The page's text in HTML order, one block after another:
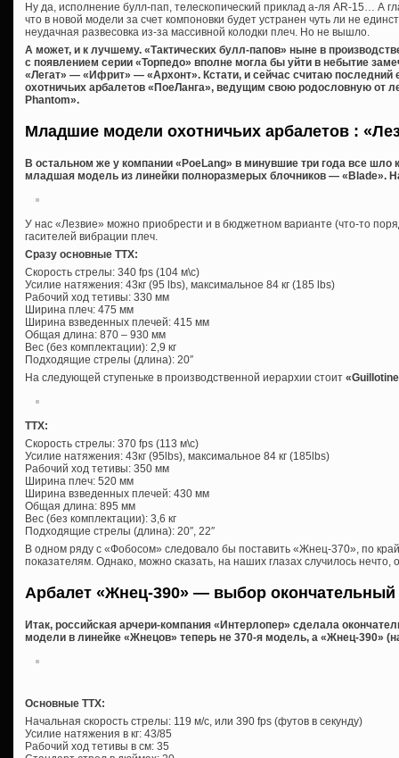
Ну да, исполнение булл-пап, телескопический приклад а-ля AR-15… А
что в новой модели за счет компоновки будет устранен чуть ли не
неудачная развесовка из-за массивной колодки плеч. Но не вышло.
А может, и к лучшему. «Тактических булл-папов» ныне в
с появлением серии «Торпедо» вполне могла бы уйти в небытие
«Легат» — «Ифрит» — «Архонт». Кстати, и сейчас считаю
охотничьих арбалетов «ПоеЛанга», ведущим свою родословную от
Phantom».
Младшие модели охотничьих арбалетов :
В остальном же у компании «PoeLang» в минувшие три года все
младшая модель из линейки полноразмерых блочников — «Blade».
У нас «Лезвие» можно приобрести и в бюджетном варианте (что-то
гасителей вибрации плеч.
Сразу основные ТТХ:
Скорость стрелы: 340 fps (104 м\c)
Усилие натяжения: 43кг (95 lbs), максимальное 84 кг (185 lbs)
Рабочий ход тетивы: 330 мм
Ширина плеч: 475 мм
Ширина взведенных плечей: 415 мм
Общая длина: 870 – 930 мм
Вес (без комплектации): 2,9 кг
Подходящие стрелы (длина): 20″
На следующей ступеньке в производственной иерархии стоит «
ТТХ:
Скорость стрелы: 370 fps (113 м\c)
Усилие натяжения: 43кг (95lbs), максимальное 84 кг (185lbs)
Рабочий ход тетивы: 350 мм
Ширина плеч: 520 мм
Ширина взведенных плечей: 430 мм
Общая длина: 895 мм
Вес (без комплектации): 3,6 кг
Подходящие стрелы (длина): 20″, 22″
В одном ряду с «Фобосом» следовало бы поставить «Жнец-370», по
показателям. Однако, можно сказать, на наших глазах случилось нечто,
Арбалет «Жнец-390» — выбор окончательный
Итак, российская арчери-компания «Интерлопер» сделала
модели в линейке «Жнецов» теперь не 370-я модель, а «Жнец-390»
Основные ТТХ:
Начальная скорость стрелы: 119 м/с, или 390 fps (футов в секунду)
Усилие натяжения в кг: 43/85
Рабочий ход тетивы в см: 35